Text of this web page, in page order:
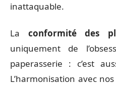
inattaquable.
La conformité des
uniquement de
paperasserie : c’est
L’harmonisation avec